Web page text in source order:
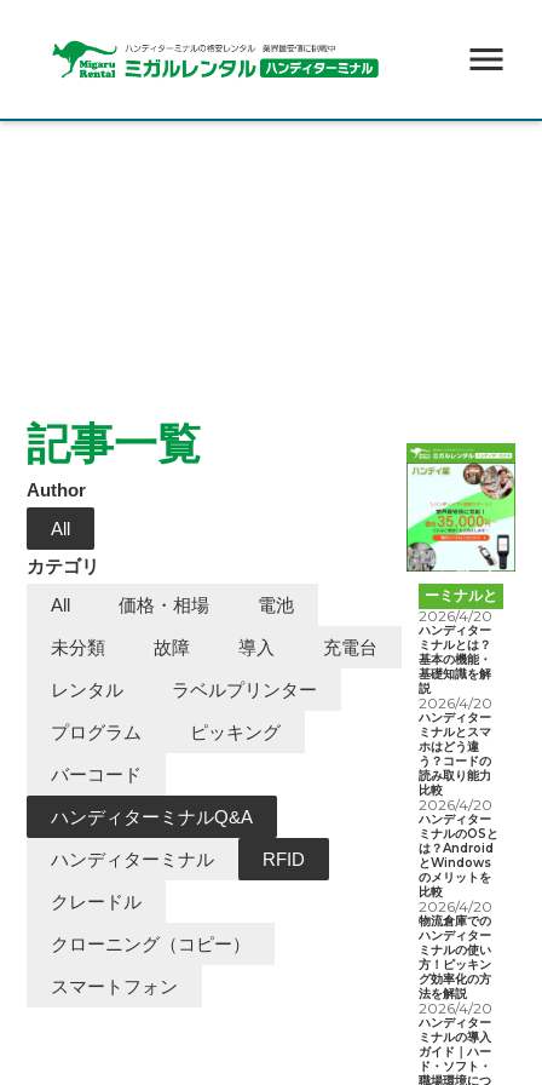
記事一覧
Author
All
カテゴリ
All
価格・相場 電池
未分類 故障 導入 充電台
レンタル ラベルプリンター
プログラム ピッキング
バーコード
ハンディターミナルQ&A
ハンディターミナル RFID
クレードル
クローニング（コピー）
スマートフォン
ハンディタ
ーミナルと
は
2026/4/20
ハンディター
ミナルとは？
基本の機能・
基礎知識を解
説
2026/4/20
ハンディター
ミナルとスマ
ホはどう違
う？コードの
読み取り能力
比較
2026/4/20
ハンディター
ミナルのOSと
は？Android
とWindows
のメリットを
比較
2026/4/20
物流倉庫での
ハンディター
ミナルの使い
方！ピッキン
グ効率化の方
法を解説
2026/4/20
ハンディター
ミナルの導入
ガイド｜ハー
ド・ソフト・
職場環境につ
menu